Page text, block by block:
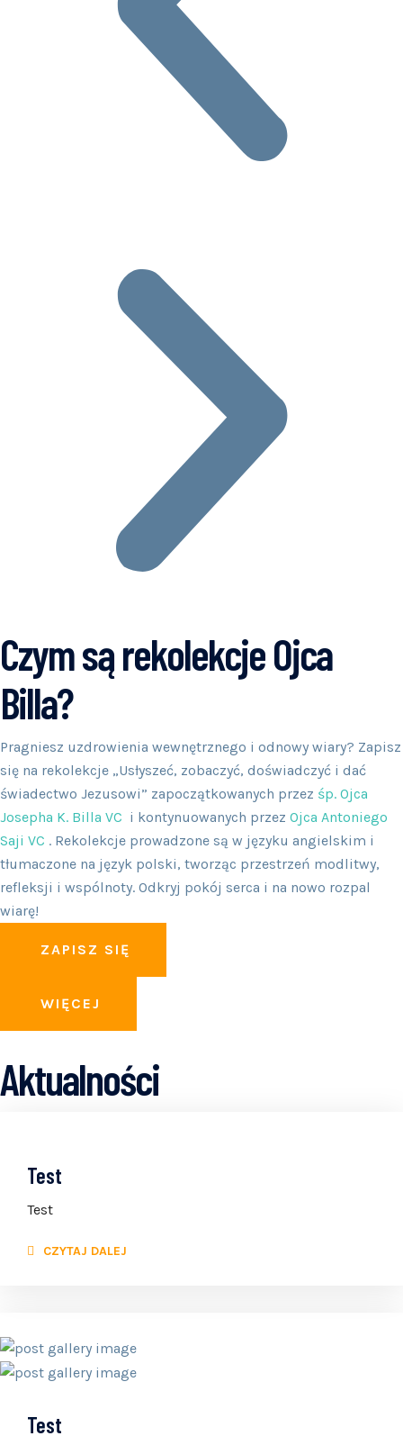
Czym są rekolekcje Ojca
Billa?
Pragniesz uzdrowienia wewnętrznego i odnowy wiary? Zapisz
się na rekolekcje „Usłyszeć, zobaczyć, doświadczyć i dać
świadectwo Jezusowi” zapoczątkowanych przez śp. Ojca
Josepha K. Billa VC i kontynuowanych przez Ojca Antoniego
Saji VC . Rekolekcje prowadzone są w języku angielskim i
tłumaczone na język polski, tworząc przestrzeń modlitwy,
refleksji i wspólnoty. Odkryj pokój serca i na nowo rozpal
wiarę!
ZAPISZ SIĘ
WIĘCEJ
Aktualności
Test
Test
CZYTAJ DALEJ
Test